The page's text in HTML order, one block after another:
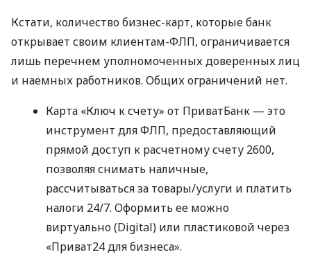
Кстати, количество бизнес-карт, которые банк
открывает своим клиентам-ФЛП, ограничивается
лишь перечнем уполномоченных доверенных лиц
и наемных работников. Общих ограничений нет.
Карта «Ключ к счету» от ПриватБанк — это
инструмент для ФЛП, предоставляющий
прямой доступ к расчетному счету 2600,
позволяя снимать наличные,
рассчитываться за товары/услуги и платить
налоги 24/7. Оформить ее можно
виртуально (Digital) или пластиковой через
«Приват24 для бизнеса».